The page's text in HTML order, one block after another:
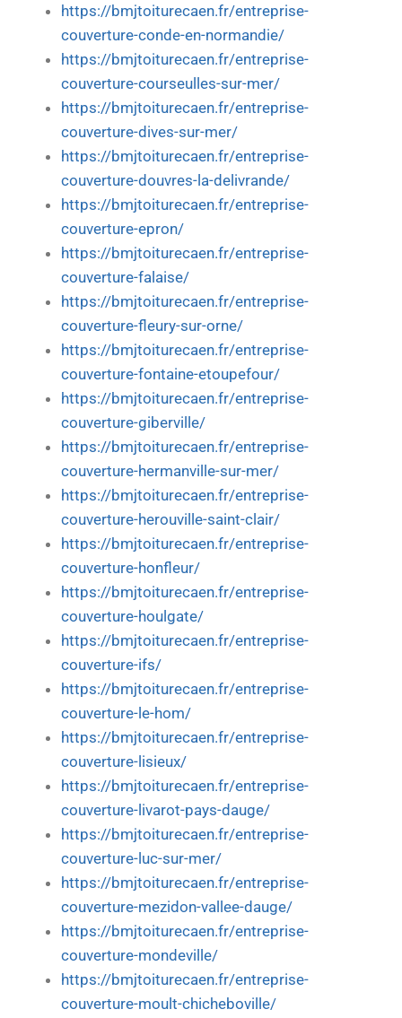
https://bmjtoiturecaen.fr/entreprise-
couverture-conde-en-normandie/
https://bmjtoiturecaen.fr/entreprise-
couverture-courseulles-sur-mer/
https://bmjtoiturecaen.fr/entreprise-
couverture-dives-sur-mer/
https://bmjtoiturecaen.fr/entreprise-
couverture-douvres-la-delivrande/
https://bmjtoiturecaen.fr/entreprise-
couverture-epron/
https://bmjtoiturecaen.fr/entreprise-
couverture-falaise/
https://bmjtoiturecaen.fr/entreprise-
couverture-fleury-sur-orne/
https://bmjtoiturecaen.fr/entreprise-
couverture-fontaine-etoupefour/
https://bmjtoiturecaen.fr/entreprise-
couverture-giberville/
https://bmjtoiturecaen.fr/entreprise-
couverture-hermanville-sur-mer/
https://bmjtoiturecaen.fr/entreprise-
couverture-herouville-saint-clair/
https://bmjtoiturecaen.fr/entreprise-
couverture-honfleur/
https://bmjtoiturecaen.fr/entreprise-
couverture-houlgate/
https://bmjtoiturecaen.fr/entreprise-
couverture-ifs/
https://bmjtoiturecaen.fr/entreprise-
couverture-le-hom/
https://bmjtoiturecaen.fr/entreprise-
couverture-lisieux/
https://bmjtoiturecaen.fr/entreprise-
couverture-livarot-pays-dauge/
https://bmjtoiturecaen.fr/entreprise-
couverture-luc-sur-mer/
https://bmjtoiturecaen.fr/entreprise-
couverture-mezidon-vallee-dauge/
https://bmjtoiturecaen.fr/entreprise-
couverture-mondeville/
https://bmjtoiturecaen.fr/entreprise-
couverture-moult-chicheboville/